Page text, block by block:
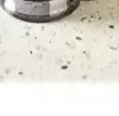
2 ve Vestel Mix Go İnox
açısından
daha iyi